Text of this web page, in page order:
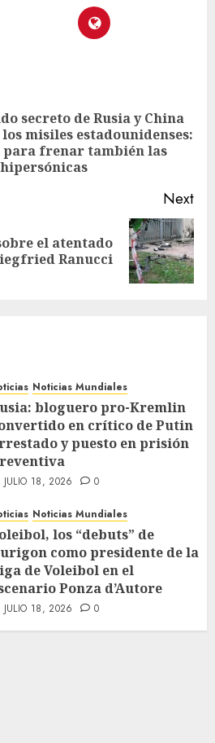
secreto de Rusia y China
misiles estadounidenses:
para frenar también las
Next
el atentado
Ranucci
Noticias Mundiales
bloguero pro-Kremlin
en crítico de Putin
y puesto en prisión
JULIO 18, 2026 0
Noticias Mundiales
los “debuts” de
como presidente de la
de Voleibol en el
Ponza d’Autore
JULIO 18, 2026 0